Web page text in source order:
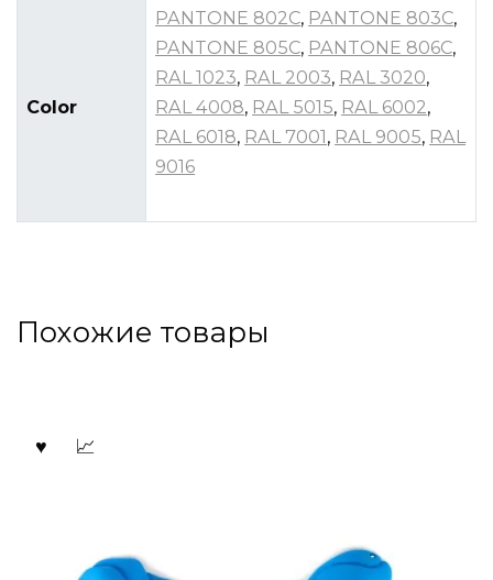
Color
PANTONE 802C, PANTONE 803C,
PANTONE 805C, PANTONE 806C,
RAL 1023, RAL 2003, RAL 3020,
RAL 4008, RAL 5015, RAL 6002,
RAL 6018, RAL 7001, RAL 9005, RAL
9016
Похожие товары